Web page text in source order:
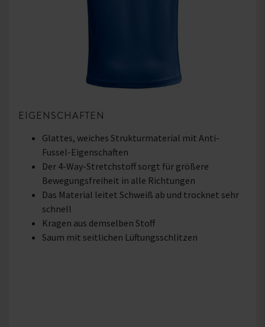
EIGENSCHAFTEN
Glattes, weiches Strukturmaterial mit Anti-
Fussel-Eigenschaften
Der 4-Way-Stretchstoff sorgt für größere
Bewegungsfreiheit in alle Richtungen
Das Material leitet Schweiß ab und trocknet sehr
schnell
Kragen aus demselben Stoff
Saum mit seitlichen Lüftungsschlitzen